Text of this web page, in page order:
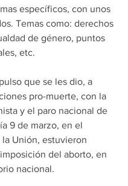
específicos, con unos
Temas como: derechos
de género, puntos
etc.
que se les dio, a
pro-muerte, con la
y el paro nacional de
9 de marzo, en el
Unión, estuvieron
del aborto, en
nacional.